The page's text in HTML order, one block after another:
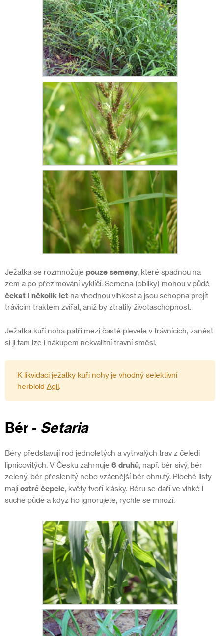
Ježatka se rozmnožuje pouze semeny, které spadnou na
zem a po přezimování vyklíčí. Semena (obilky) mohou v půdě
čekat i několik let na vhodnou vlhkost a jsou schopna projít
trávicím traktem zvířat, aniž by ztratily životaschopnost.
Ježatka kuří noha patří mezi časté plevele v trávnících, zanést
si ji tam lze i nákupem nekvalitní travní směsi.
K likvidaci ježatky kuří nohy je vhodný selektivní
herbicid Agil.
Bér - Setaria
Béry představují rod jednoletých a vytrvalých trav z čeledi
lipnicovitých. V Česku zahrnuje 6 druhů, např. bér sivý, bér
zelený, bér přeslenitý nebo vzácnější bér ohnutý. Ploché listy
majíostré čepele, květy tvoří klásky. Béru se daří ve vlhké i
suché půdě a když ho ignorujete, rychle se množí.